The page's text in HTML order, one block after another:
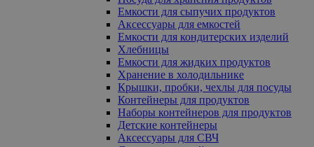
Емкости для сыпучих продуктов
Аксессуары для емкостей
Емкости для кондитерских изделий
Хлебницы
Емкости для жидких продуктов
Хранение в холодильнике
Крышки, пробки, чехлы для посуды
Контейнеры для продуктов
Наборы контейнеров для продуктов
Детские контейнеры
Аксессуары для СВЧ